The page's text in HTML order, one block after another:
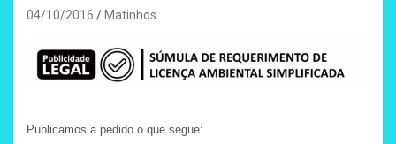
04/10/2016 Matinhos
Publicamos a pedido o que segue: